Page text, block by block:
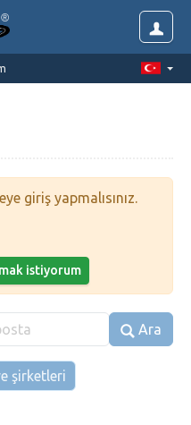
giriş yapmalısınız.
istiyorum
Ara
şirketleri